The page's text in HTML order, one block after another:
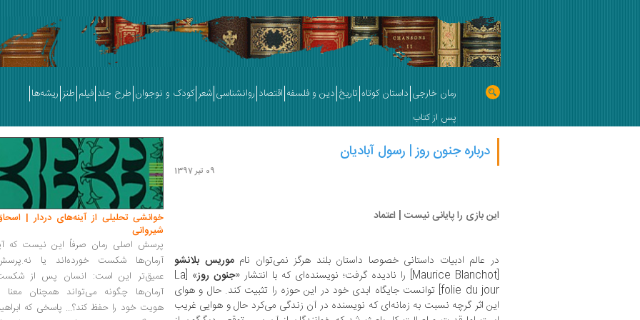
رمان خارجی داستان کوتاه تاریخ دین و فلسفه اقتصاد روانشناسی شعر کودک و نوجوان طرح جلد فیلم طنز ریشه‌ها
پس از کتاب
درباره جنون روز | رسول آبادیان
09 تیر 1397
این بازی را پایانی نیست | اعتماد
در عالم ادبیات داستانی خصوصا داستان بلند هرگز نمی‌توان نامموریس بلانشو
[Maurice Blanchot] را نادیده گرفت؛ نویسنده‌ای که با انتشار «
جنون روز
» [La
folie du jour] توانست جایگاه ابدی خود در این حوزه را تثبیت کند. حال و هوای
این اثر گرچه نسبت به زمانه‌ای که نویسنده در آن زندگی می‌کرد حال و هوایی غریب
خوانشی تحلیلی از آینه‌های دردار |
شیروانی
پرسش اصلی رمان صرفاً این نیست که
آرمان‌ها شکست خورده‌اند یا
عمیق‌تر این است: انسان پس از
آرمان‌ها چگونه می‌تواند همچنان معنا
هویت خود را حفظ کند؟... پاسخی که